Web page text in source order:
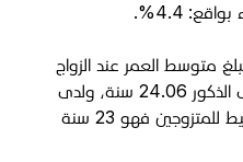
متوسط العمر عند الزواج
الأول 22.24 سنة، حيث يبلغ لدى الذكور 24.06 سنة، ولدى
الإناث 20.7 سنة، أما العمر الوسيط للمتزوجين فهو 23 سنة